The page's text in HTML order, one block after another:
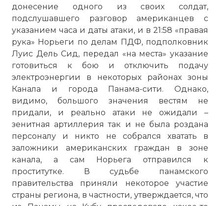
донесение одного из своих солдат,
подслушавшего разговор американцев с
указанием часа и даты атаки, и в 21:58 «правая
рука» Норьеги по делам ПДФ, подполковник
Луис Дель Сид, передал «на места» указание
готовиться к бою и отключить подачу
электроэнергии в некоторых районах зоны
Канала и города Панама-сити. Однако,
видимо, большого значения вестям не
придали, и реально атаки не ожидали –
зенитная артиллерия так и не была роздана
персоналу и никто не собрался хватать в
заложники американских граждан в зоне
канала, а сам Норьега отправился к
проститутке. В судьбе панамского
правительства приняли некоторое участие
страны региона, в частности, утверждается, что